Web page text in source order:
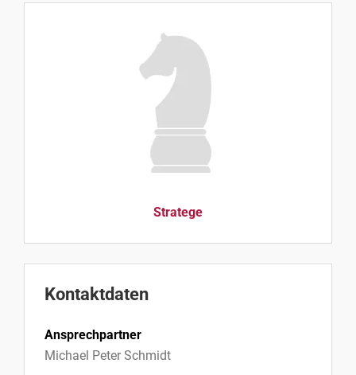
Stratege
Kontaktdaten
Ansprechpartner
Michael Peter Schmidt